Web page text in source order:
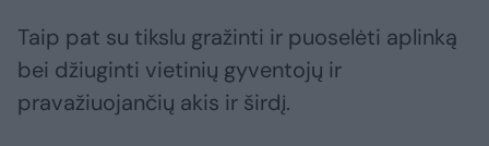
Taip pat su tikslu gražinti ir puoselėti aplinką
bei džiuginti vietinių gyventojų ir
pravažiuojančių akis ir širdį.